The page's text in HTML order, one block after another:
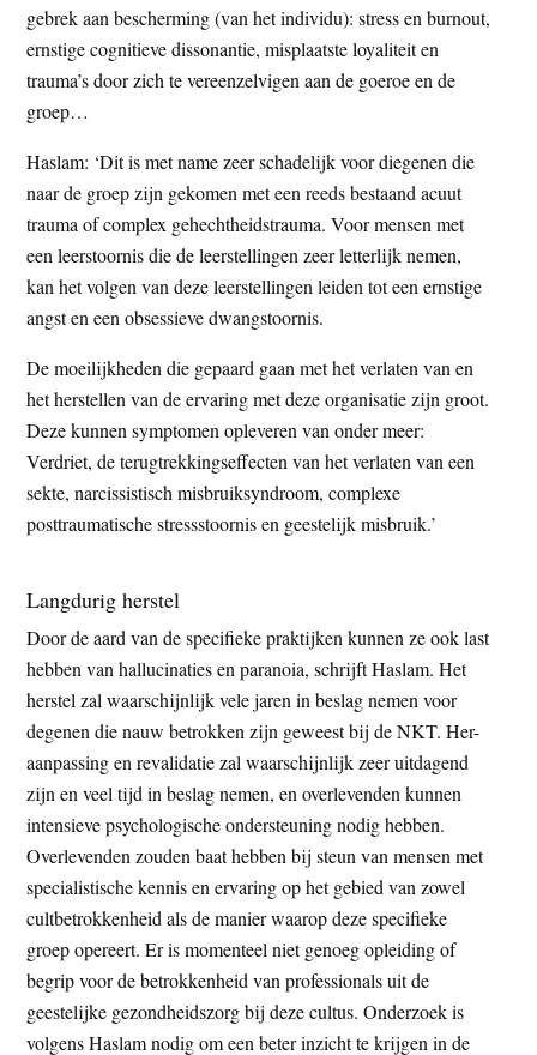
gebrek aan bescherming (van het individu): stress en burnout,
ernstige cognitieve dissonantie, misplaatste loyaliteit en
trauma’s door zich te vereenzelvigen aan de goeroe en de
groep…
Haslam: ‘Dit is met name zeer schadelijk voor diegenen die
naar de groep zijn gekomen met een reeds bestaand acuut
trauma of complex gehechtheidstrauma. Voor mensen met
een leerstoornis die de leerstellingen zeer letterlijk nemen,
kan het volgen van deze leerstellingen leiden tot een ernstige
angst en een obsessieve dwangstoornis.
De moeilijkheden die gepaard gaan met het verlaten van en
het herstellen van de ervaring met deze organisatie zijn groot.
Deze kunnen symptomen opleveren van onder meer:
Verdriet, de terugtrekkingseffecten van het verlaten van een
sekte, narcissistisch misbruiksyndroom, complexe
posttraumatische stressstoornis en geestelijk misbruik.’
Langdurig herstel
Door de aard van de specifieke praktijken kunnen ze ook last
hebben van hallucinaties en paranoia, schrijft Haslam. Het
herstel zal waarschijnlijk vele jaren in beslag nemen voor
degenen die nauw betrokken zijn geweest bij de NKT. Her-
aanpassing en revalidatie zal waarschijnlijk zeer uitdagend
zijn en veel tijd in beslag nemen, en overlevenden kunnen
intensieve psychologische ondersteuning nodig hebben.
Overlevenden zouden baat hebben bij steun van mensen met
specialistische kennis en ervaring op het gebied van zowel
cultbetrokkenheid als de manier waarop deze specifieke
groep opereert. Er is momenteel niet genoeg opleiding of
begrip voor de betrokkenheid van professionals uit de
geestelijke gezondheidszorg bij deze cultus. Onderzoek is
volgens Haslam nodig om een beter inzicht te krijgen in de